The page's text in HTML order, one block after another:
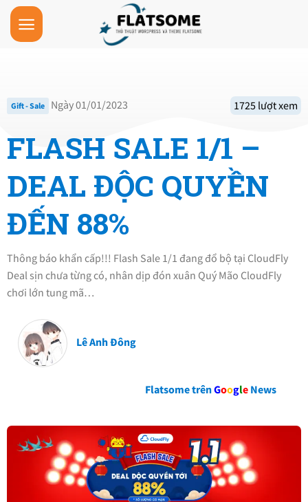
Skip
content
Gift - Sale Ngày 01/01/2023 1725 lượt xem
FLASH SALE 1/1 –
DEAL ĐỘC QUYỀN
ĐẾN 88%
Thông báo khẩn cấp!!! Flash Sale 1/1 đang đổ bộ tại CloudFly
Deal sịn chưa từng có, nhân dịp đón xuân Quý Mão CloudFly
chơi lớn tung mã…
Lê Anh Đông
Flatsome trênGoogle News